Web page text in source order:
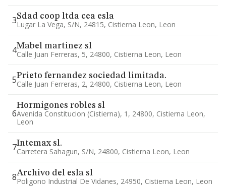
3Sdad coop ltda cea esla
Lugar La Vega, S/n, 24815, Cistierna Leon, Leon
4Mabel martinez sl
Calle Juan Ferreras, 5, 24800, Cistierna Leon, Leon
5Prieto fernandez sociedad limitada.
Calle Juan Ferreras, 2, 24800, Cistierna Leon, Leon
6
Hormigones robles sl
Avenida Constitucion (cistierna), 1, 24800, Cistierna Leon,
Leon
7Intemax sl.
Carretera Sahagun, S/n, 24800, Cistierna Leon, Leon
8Archivo del esla sl
Poligono Industrial De Vidanes, 24950, Cistierna Leon, Leon